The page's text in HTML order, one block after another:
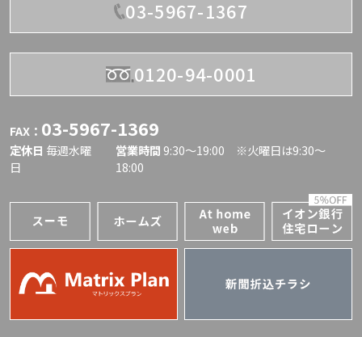
03-5967-1367
0120-94-0001
FAX： 03-5967-1369
定休日 毎週水曜
日
営業時間 9:30〜19:00 ※火曜日は9:30～
18:00